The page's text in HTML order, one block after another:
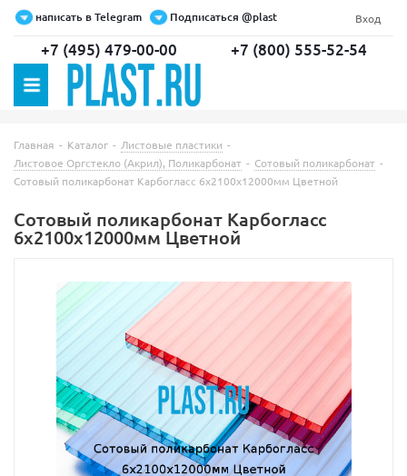
написать в Telegram Подписаться @plast Вход
+7 (495) 479-00-00 +7 (800) 555-52-54
Главная - Каталог - Листовые пластики -
Листовое Оргстекло (Акрил), Поликарбонат - Сотовый поликарбонат -
Сотовый поликарбонат Карбогласс 6х2100х12000мм Цветной
Сотовый поликарбонат Карбогласс
6х2100х12000мм Цветной